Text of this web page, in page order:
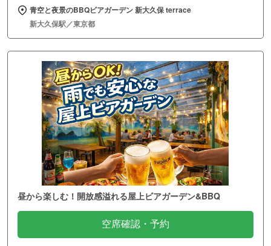
青空と夜景のBBQビアガーデン 新大久保 terrace
新大久保駅／東京都
昼から楽しむ！開放感溢れる屋上ビアガーデン&BBQ
空席確認・予約